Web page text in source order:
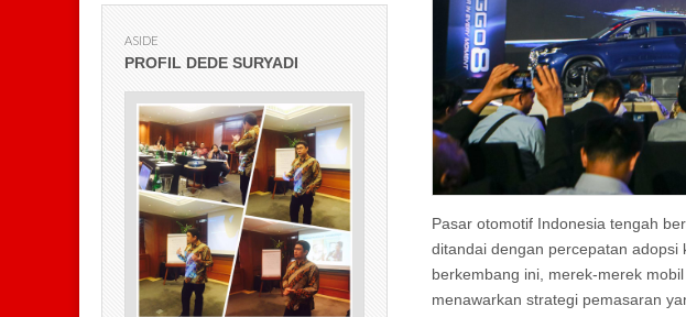
Pasar otomotif Indonesia tengah
ditandai dengan percepatan
berkembang ini, merek-merek
menawarkan strategi pemasaran
ASIDE
PROFIL DEDE SURYADI